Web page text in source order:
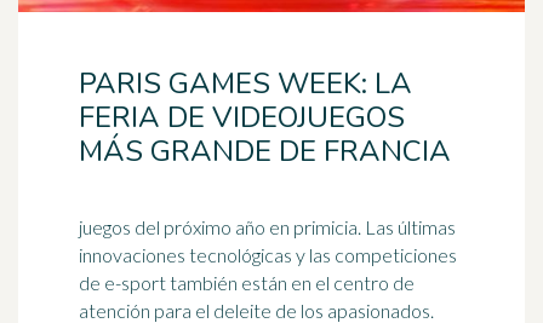
PARIS GAMES WEEK: LA
FERIA DE VIDEOJUEGOS
MÁS GRANDE DE FRANCIA
juegos del próximo año en primicia. Las últimas
innovaciones tecnológicas y las competiciones
de e-sport también están en el centro de
atención para el deleite de los apasionados.